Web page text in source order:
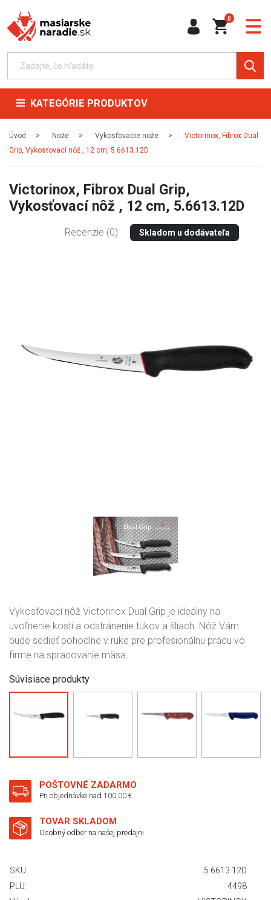
0
KATEGÓRIE PRODUKTOV
Úvod Nože Vykosťovacie nože
Victorinox, Fibrox Dual
Grip, Vykosťovací nôž , 12 cm, 5.6613.12D
Victorinox, Fibrox Dual Grip,
Vykosťovací nôž , 12 cm, 5.6613.12D
Recenzie (0) Skladom u dodávateľa
Vykosťovací nôž Victorinox Dual Grip je ideálny na
uvoľnenie kostí a odstránenie tukov a šliach. Nôž Vám
bude sedieť pohodlne v ruke pre profesionálnu prácu vo
firme na spracovanie mäsa.
Súvisiace produkty
POŠTOVNÉ ZADARMO
Pri objednávke nad 100,00 €
TOVAR SKLADOM
Osobný odber na našej predajni
SKU:
5.6613.12D
PLU:
4498